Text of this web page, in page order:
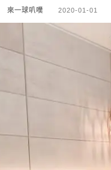
來一球叭噗 2020-01-01